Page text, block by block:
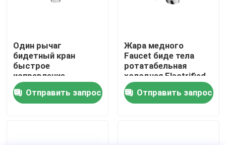
Новости
Faucet смесителя кухни
Один рычаг
бидетный кран
быстрое
исправление
обещание простой
дизайн прочный
поверхность хром
Отправить запрос
Жара медного
Faucet биде тела
ротатабельная
холодная Electrified
серебряное
Отправить запрос